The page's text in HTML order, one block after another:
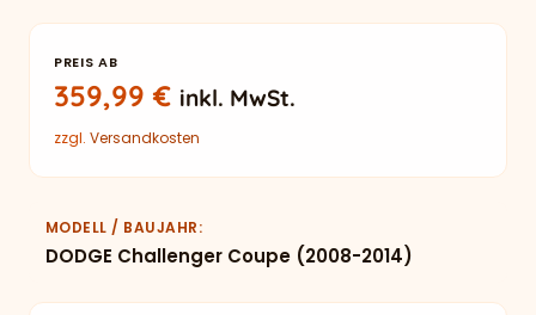
PREIS AB
359,99€ inkl. MwSt.
zzgl. Versandkosten
MODELL / BAUJAHR
DODGE Challenger Coupe (2008-2014)